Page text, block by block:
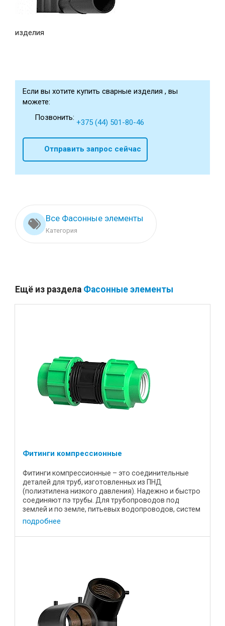
изделия
Если вы хотите купить сварные изделия , вы
можете:
Позвонить:
+375 (44) 501-80-46
Отправить запрос сейчас
Все Фасонные элементы
Категория
Ещё из раздела Фасонные элементы
Фитинги компрессионные
Фитинги компрессионные – это соединительные
деталей для труб, изготовленных из ПНД
(полиэтилена низкого давления). Надежно и быстро
соединяют пэ трубы. Для трубопроводов под
землей и по земле, питьевых водопроводов, систем
полива. Помогут: увеличить ...
подробнее